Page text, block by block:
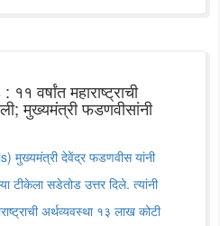
वर्षांत महाराष्ट्राची
मुख्यमंत्री फडणवीसांनी
देवेंद्र फडणवीस यांनी
टीकेला सडेतोड उत्तर दिले. त्यांनी
अर्थव्यवस्था १३ लाख कोटी